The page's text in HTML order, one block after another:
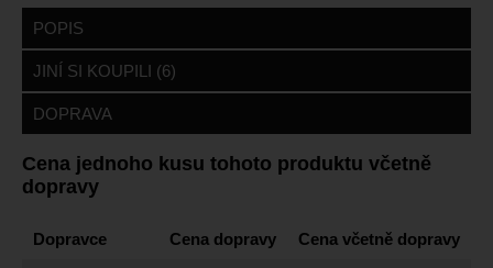
POPIS
JINÍ SI KOUPILI (6)
DOPRAVA
Cena jednoho kusu tohoto produktu včetně
dopravy
Dopravce Cena dopravy Cena včetně dopravy